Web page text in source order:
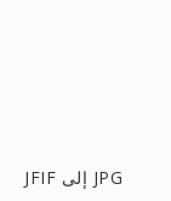
JFIF إلى JPG